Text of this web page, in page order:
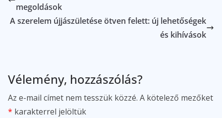
megoldások
A szerelem újjászületése ötven felett: új lehetőségek
és kihívások
Vélemény, hozzászólás?
Az e-mail címet nem tesszük közzé. A kötelező mezőket
* karakterrel jelöltük